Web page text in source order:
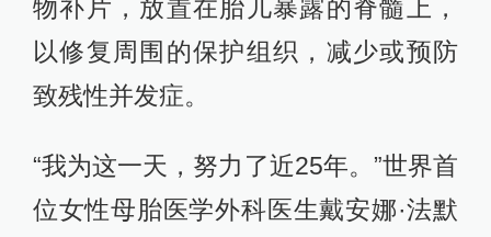
物补片，放置在胎儿暴露的脊髓上，
以修复周围的保护组织，减少或预防
致残性并发症。
“我为这一天，努力了近25年。”世界首
位女性母胎医学外科医生戴安娜·法默